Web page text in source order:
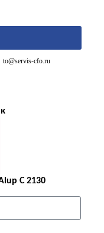
to@servis-cfo.ru
C 2130